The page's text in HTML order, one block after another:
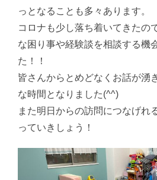
っとなることも多々あります。
コロナも少し落ち着いてきたの
な困り事や経験談を相談する機
た！！
皆さんからとめどなくお話が湧
な時間となりました(^^)
また明日からの訪問につなげれ
っていきしょう！